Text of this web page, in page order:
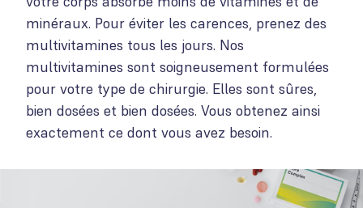
minéraux. Pour éviter les carences, prenez des
multivitamines tous les jours. Nos
multivitamines sont soigneusement formulées
pour votre type de chirurgie. Elles sont sûres,
bien dosées et bien dosées. Vous obtenez ainsi
exactement ce dont vous avez besoin.